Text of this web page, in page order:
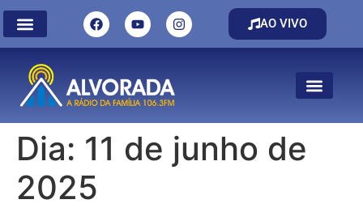
AO VIVO
Dia: 11 de junho de
2025